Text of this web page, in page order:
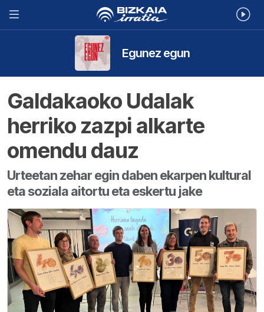
Egunez egun
Galdakaoko Udalak
herriko zazpi alkarte
omendu dauz
Urteetan zehar egin daben ekarpen kultural
eta soziala aitortu eta eskertu jake